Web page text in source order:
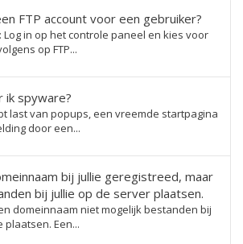
FTP account voor een gebruiker?
Log in op het controle paneel en kies voor
op FTP...
ik spyware?
last van popups, een vreemde startpagina
door een...
bij jullie geregistreed, maar
bij jullie op de server plaatsen.
domeinnaam niet mogelijk bestanden bij
Een...